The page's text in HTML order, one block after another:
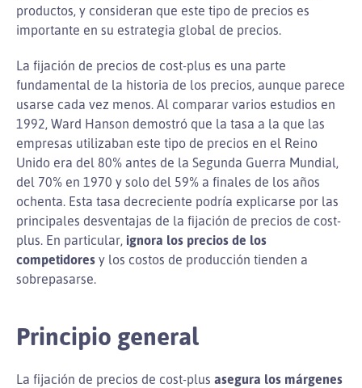
productos, y consideran que este tipo de precios es
importante en su estrategia global de precios.
La fijación de precios de cost-plus es una parte
fundamental de la historia de los precios, aunque parece
usarse cada vez menos. Al comparar varios estudios en
1992, Ward Hanson demostró que la tasa a la que las
empresas utilizaban este tipo de precios en el Reino
Unido era del 80% antes de la Segunda Guerra Mundial,
del 70% en 1970 y solo del 59% a finales de los años
ochenta. Esta tasa decreciente podría explicarse por las
principales desventajas de la fijación de precios de cost-
plus. En particular, ignora los precios de los
competidores y los costos de producción tienden a
sobrepasarse.
Principio general
La fijación de precios de cost-plus asegura los márgenes